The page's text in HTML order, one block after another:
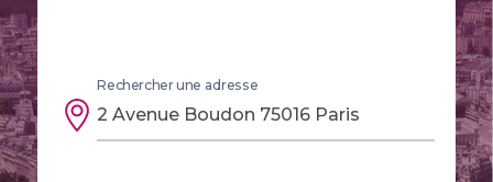
Rechercher une adresse